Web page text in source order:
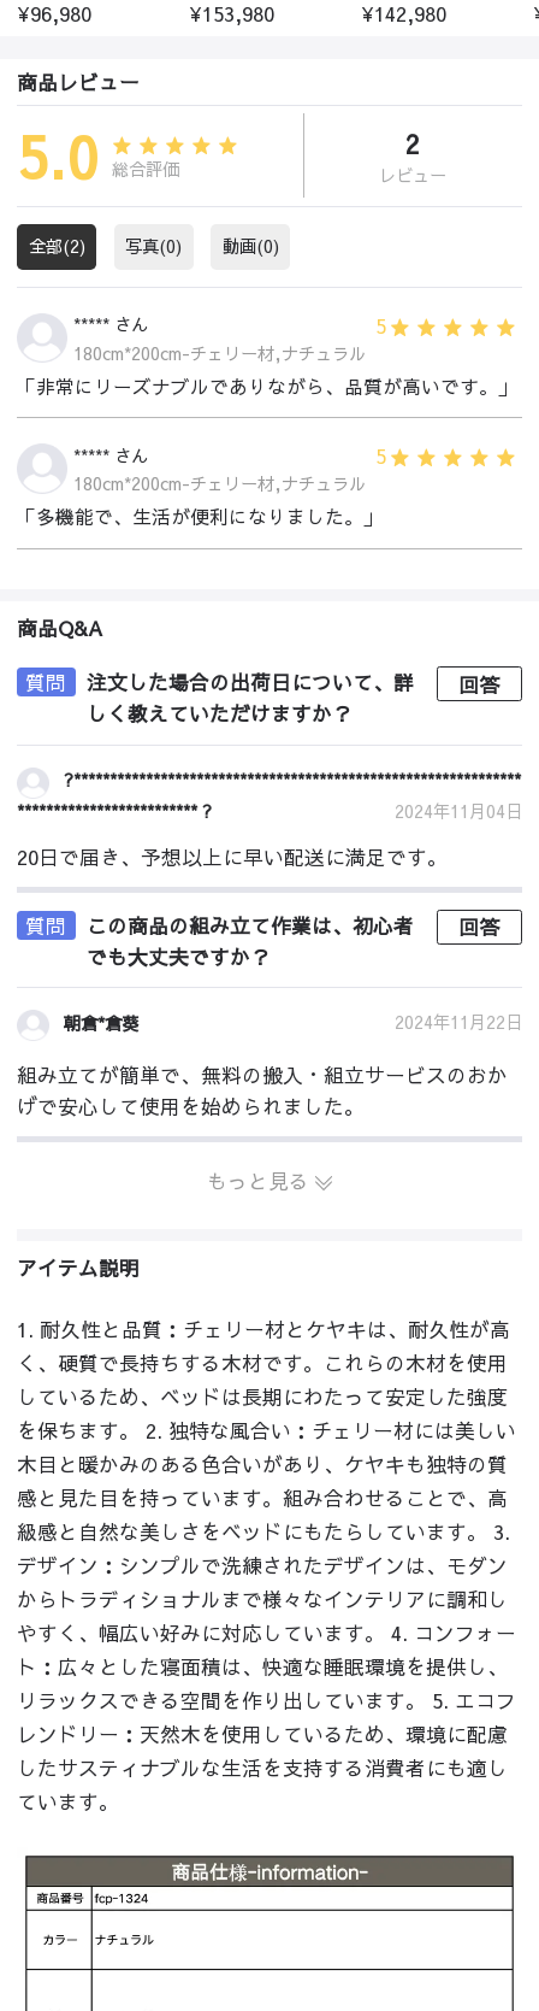
¥96,980 ¥153,980 ¥142,980
商品レビュー
5.0 総合評価
2
レビュー
全部(2) 写真(0) 動画(0)
***** さん 5
180cm*200cm-チェリー材,ナチュラル
「非常にリーズナブルでありながら、品質が高いです。」
***** さん 5
180cm*200cm-チェリー材,ナチュラル
「多機能で、生活が便利になりました。」
商品Q&A
質問
注文した場合の出荷日について、詳
しく教えていただけますか？
回答
?**************************************************************
************************* ?
2024年11月04日
20日で届き、予想以上に早い配送に満足です。
質問
この商品の組み立て作業は、初心者
でも大丈夫ですか？
回答
朝倉*倉葵 2024年11月22日
組み立てが簡単で、無料の搬入・組立サービスのおか
げで安心して使用を始められました。
もっと見る
アイテム説明
1. 耐久性と品質：チェリー材とケヤキは、耐久性が高
く、硬質で長持ちする木材です。これらの木材を使用
しているため、ベッドは長期にわたって安定した強度
を保ちます。 2. 独特な風合い：チェリー材には美しい
木目と暖かみのある色合いがあり、ケヤキも独特の質
感と見た目を持っています。組み合わせることで、高
級感と自然な美しさをベッドにもたらしています。 3.
デザイン：シンプルで洗練されたデザインは、モダン
からトラディショナルまで様々なインテリアに調和し
やすく、幅広い好みに対応しています。 4. コンフォー
ト：広々とした寝面積は、快適な睡眠環境を提供し、
リラックスできる空間を作り出しています。 5. エコフ
レンドリー：天然木を使用しているため、環境に配慮
したサスティナブルな生活を支持する消費者にも適し
ています。